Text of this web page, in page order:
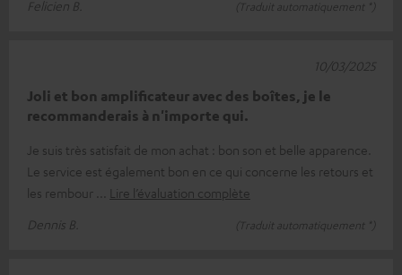
Felicien B. (Traduit automatiquement *)
Joli et bon amplificateur avec des boîtes, je le
recommanderais à n'importe qui.
Je suis très satisfait de mon achat : bon son et belle apparence.
Le service est également bon en ce qui concerne les retours et
les rembour
Lire l’évaluation complète
Dennis B.
(Traduit automatiquement *)
10/03/2025